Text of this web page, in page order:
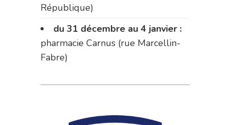
République)
du 31 décembre au 4 janvier :
pharmacie Carnus (rue Marcellin-
Fabre)